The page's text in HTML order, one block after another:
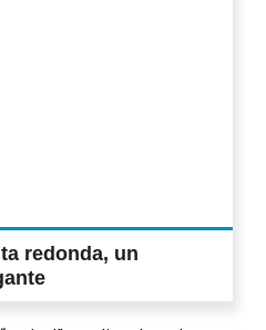
redonda, un